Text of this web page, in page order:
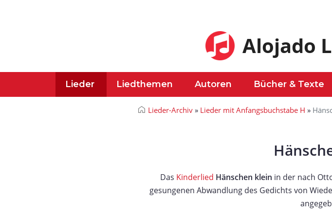
Alojado
Lieder Liedthemen Autoren Bücher & Texte
Lieder-Archiv » Lieder mit Anfangsbuchstabe H »
Das Kinderlied Hänschen klein in der nach
gesungenen Abwandlung des Gedichts von